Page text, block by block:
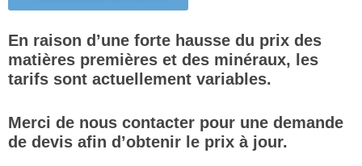
En raison d’une forte hausse du prix des
matières premières et des minéraux, les
tarifs sont actuellement variables.
Merci de nous contacter pour une demande
de devis afin d’obtenir le prix à jour.